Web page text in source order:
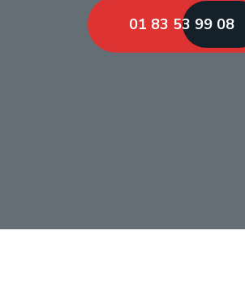
01 83 53 99 08